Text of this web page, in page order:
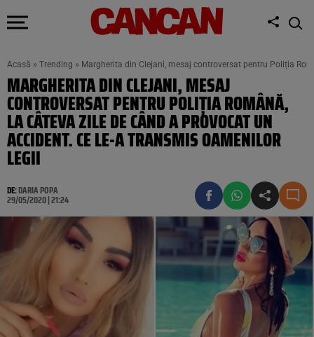
Acasă » Trending » Margherita din Clejani, mesaj controversat pentru Poliția
MARGHERITA DIN CLEJANI, MESAJ
CONTROVERSAT PENTRU POLIȚIA ROMÂNĂ,
LA CÂTEVA ZILE DE CÂND A PROVOCAT UN
ACCIDENT. CE LE-A TRANSMIS OAMENILOR
LEGII
DE:DARIA POPA
29/05/2020 | 21:24